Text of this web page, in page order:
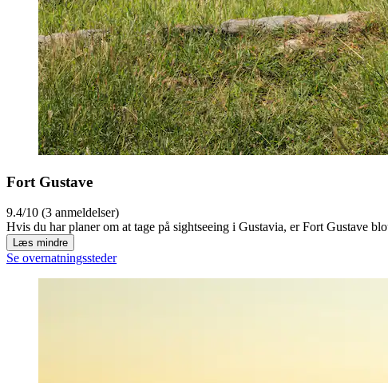
Fort Gustave
9.4/10 (3 anmeldelser)
Hvis du har planer om at tage på sightseeing i Gustavia, er Fort Gustave
Læs mindre
Se overnatningssteder